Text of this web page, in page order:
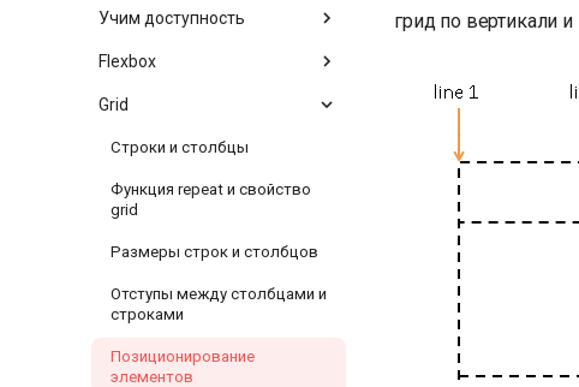
Учим доступность
Flexbox
Grid
Строки и столбцы
Функция repeat и свойство
grid
Размеры строк и столбцов
Отступы между столбцами и
строками
Позиционирование
элементов
грид по вертикали и